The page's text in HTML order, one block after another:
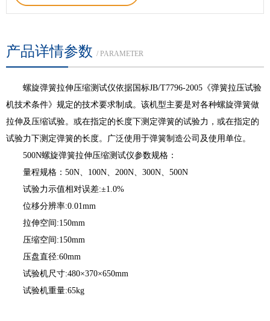
产品详情参数 / PARAMETER
螺旋弹簧拉伸压缩测试仪依据国标JB/T7796-2005《弹簧拉压试验
机技术条件》规定的技术要求制成。该机型主要是对各种螺旋弹簧做
拉伸及压缩试验。或在指定的长度下测定弹簧的试验力，或在指定的
试验力下测定弹簧的长度。广泛使用于弹簧制造公司及使用单位。
500N螺旋弹簧拉伸压缩测试仪参数规格：
量程规格：50N、100N、200N、300N、500N
试验力示值相对误差:±1.0%
位移分辨率:0.01mm
拉伸空间:150mm
压缩空间:150mm
压盘直径:60mm
试验机尺寸:480×370×650mm
试验机重量:65kg